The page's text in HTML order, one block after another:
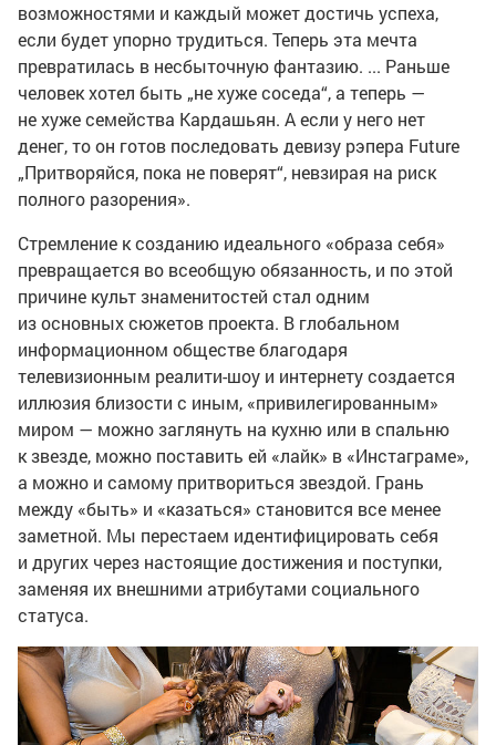
возможностями и каждый может достичь успеха,
если будет упорно трудиться. Теперь эта мечта
превратилась в несбыточную фантазию. ... Раньше
человек хотел быть „не хуже соседа“, а теперь —
не хуже семейства Кардашьян. А если у него нет
денег, то он готов последовать девизу рэпера Future
„Притворяйся, пока не поверят“, невзирая на риск
полного разорения».
Стремление к созданию идеального «образа себя»
превращается во всеобщую обязанность, и по этой
причине культ знаменитостей стал одним
из основных сюжетов проекта. В глобальном
информационном обществе благодаря
телевизионным реалити-шоу и интернету создается
иллюзия близости с иным, «привилегированным»
миром — можно заглянуть на кухню или в спальню
к звезде, можно поставить ей «лайк» в «Инстаграме»,
а можно и самому притвориться звездой. Грань
между «быть» и «казаться» становится все менее
заметной. Мы перестаем идентифицировать себя
и других через настоящие достижения и поступки,
заменяя их внешними атрибутами социального
статуса.